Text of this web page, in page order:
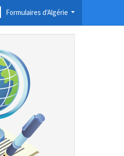
Formulaires d'Algérie